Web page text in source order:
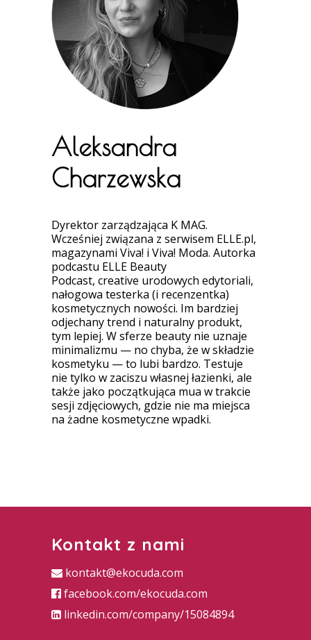
Aleksandra
Charzewska
Dyrektor zarządzająca K MAG.
Wcześniej związana z serwisem ELLE.pl,
magazynami Viva! i Viva! Moda. Autorka
podcastu ELLE Beauty
Podcast, creative urodowych edytoriali,
nałogowa testerka (i recenzentka)
kosmetycznych nowości. Im bardziej
odjechany trend i naturalny produkt,
tym lepiej. W sferze beauty nie uznaje
minimalizmu — no chyba, że w składzie
kosmetyku — to lubi bardzo. Testuje
nie tylko w zaciszu własnej łazienki, ale
także jako początkująca mua w trakcie
sesji zdjęciowych, gdzie nie ma miejsca
na żadne kosmetyczne wpadki.
Kontakt z nami
kontakt@ekocuda.com
facebook.com/ekocuda.com
linkedin.com/company/15084894